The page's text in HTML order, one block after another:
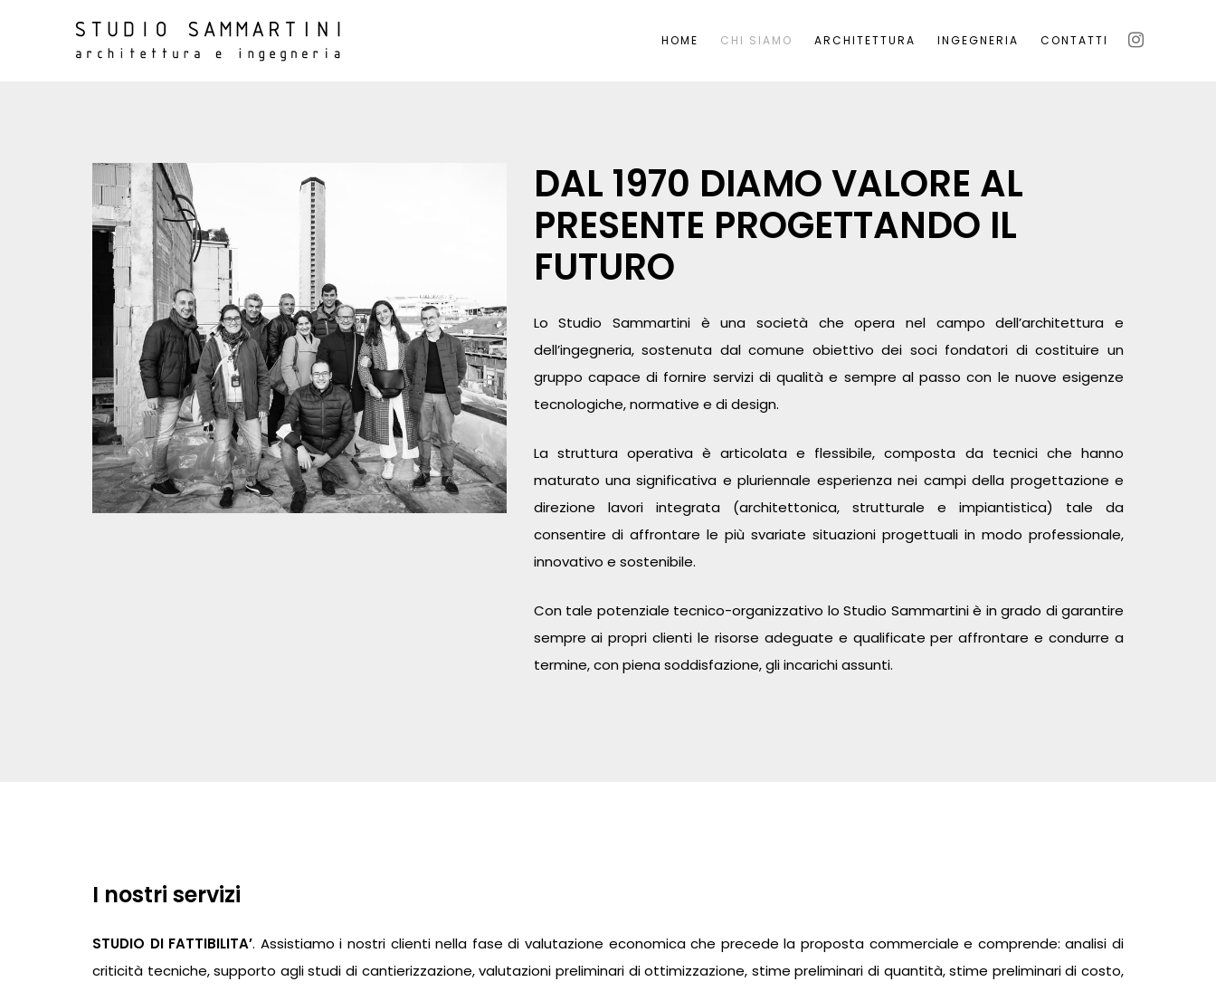
HOME CHI SIAMO ARCHITETTURA INGEGNERIA CONTATTI
DAL 1970 DIAMO VALORE AL
PRESENTE PROGETTANDO IL
FUTURO
Lo Studio Sammartini è una società che opera nel campo dell’architettura e
dell’ingegneria, sostenuta dal comune obiettivo dei soci fondatori di costituire un
gruppo capace di fornire servizi di qualità e sempre al passo con le nuove esigenze
tecnologiche, normative e di design.
La struttura operativa è articolata e flessibile, composta da tecnici che hanno
maturato una significativa e pluriennale esperienza nei campi della progettazione e
direzione lavori integrata (architettonica, strutturale e impiantistica) tale da
consentire di affrontare le più svariate situazioni progettuali in modo professionale,
innovativo e sostenibile.
Con tale potenziale tecnico-organizzativo lo Studio Sammartini è in grado di garantire
sempre ai propri clienti le risorse adeguate e qualificate per affrontare e condurre a
termine, con piena soddisfazione, gli incarichi assunti.
I nostri servizi
STUDIO DI FATTIBILITA’. Assistiamo i nostri clienti nella fase di valutazione economica che precede la proposta commerciale e comprende: analisi di
criticità tecniche, supporto agli studi di cantierizzazione, valutazioni preliminari di ottimizzazione, stime preliminari di quantità, stime preliminari di costo,